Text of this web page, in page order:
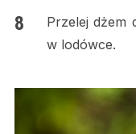
Przelej dżem
w lodówce.